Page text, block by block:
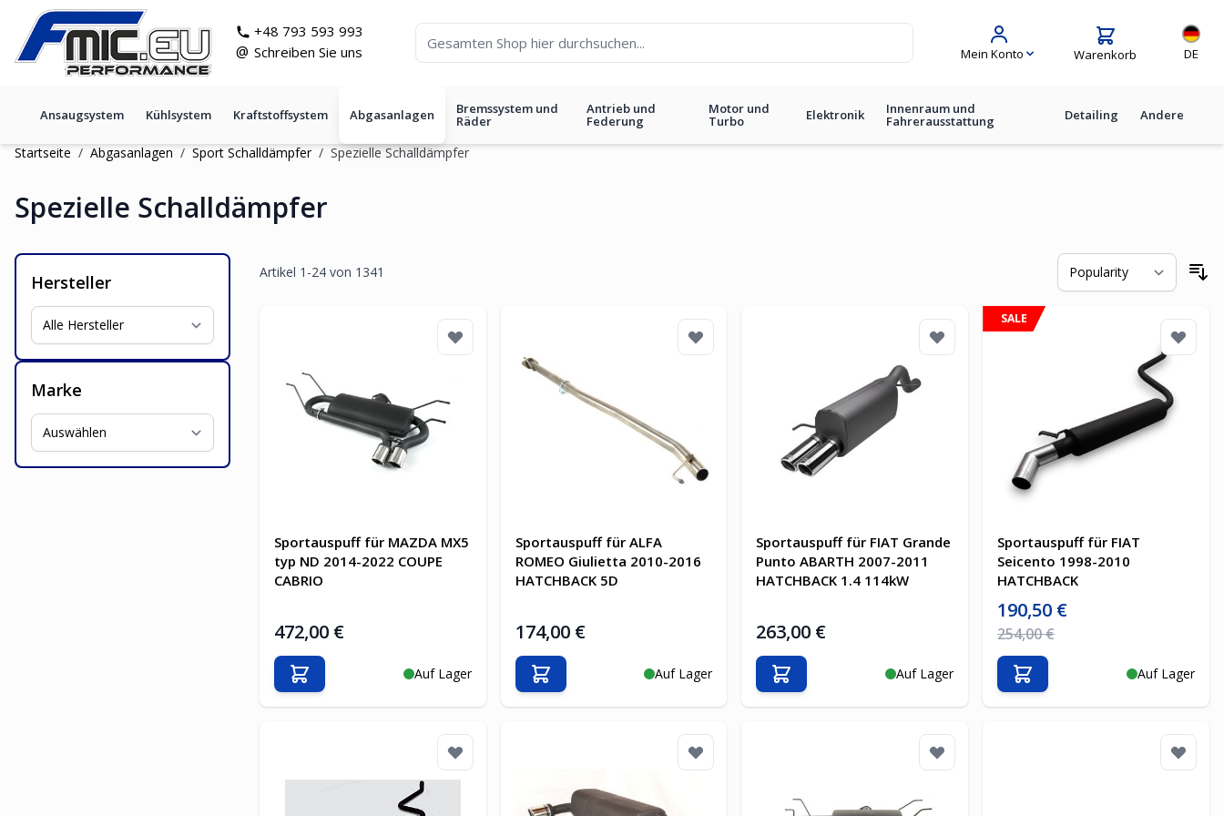
Zum Inhalt springen
+48 793 593 993
@ Schreiben Sie uns Mein Konto Warenkorb
Sprache
DE
Ansaugsystem Kühlsystem Kraftstoffsystem Abgasanlagen Bremssystem und
Räder
Antrieb und
Federung
Motor und
Turbo Elektronik Innenraum und
Fahrerausstattung Detailing Andere
Startseite / Abgasanlagen / Sport Schalldämpfer / Spezielle Schalldämpfer
Spezielle Schalldämpfer
Hersteller
Marke
Artikel 1 -24von 1341
Sportauspuff für MAZDA MX5
typ ND 2014-2022 COUPE
CABRIO
472,00 €
Auf Lager
In den Warenkorb
Sportauspuff für ALFA
ROMEO Giulietta 2010-2016
HATCHBACK 5D
174,00 €
Auf Lager
In den Warenkorb
Sportauspuff für FIAT Grande
Punto ABARTH 2007-2011
HATCHBACK 1.4 114kW
263,00 €
Auf Lager
In den Warenkorb
SALE
Sportauspuff für FIAT
Seicento 1998-2010
HATCHBACK
Sonderpreis
190,50 €
Regulärer Preis
254,00 €
Auf Lager
In den Warenkorb